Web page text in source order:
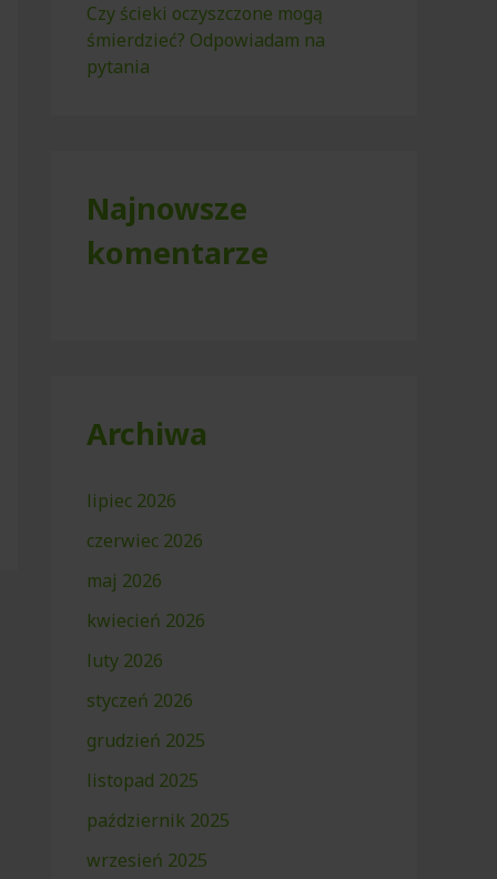
Czy ścieki oczyszczone mogą
śmierdzieć? Odpowiadam na
pytania
Najnowsze
komentarze
Archiwa
lipiec 2026
czerwiec 2026
maj 2026
kwiecień 2026
luty 2026
styczeń 2026
grudzień 2025
listopad 2025
październik 2025
wrzesień 2025